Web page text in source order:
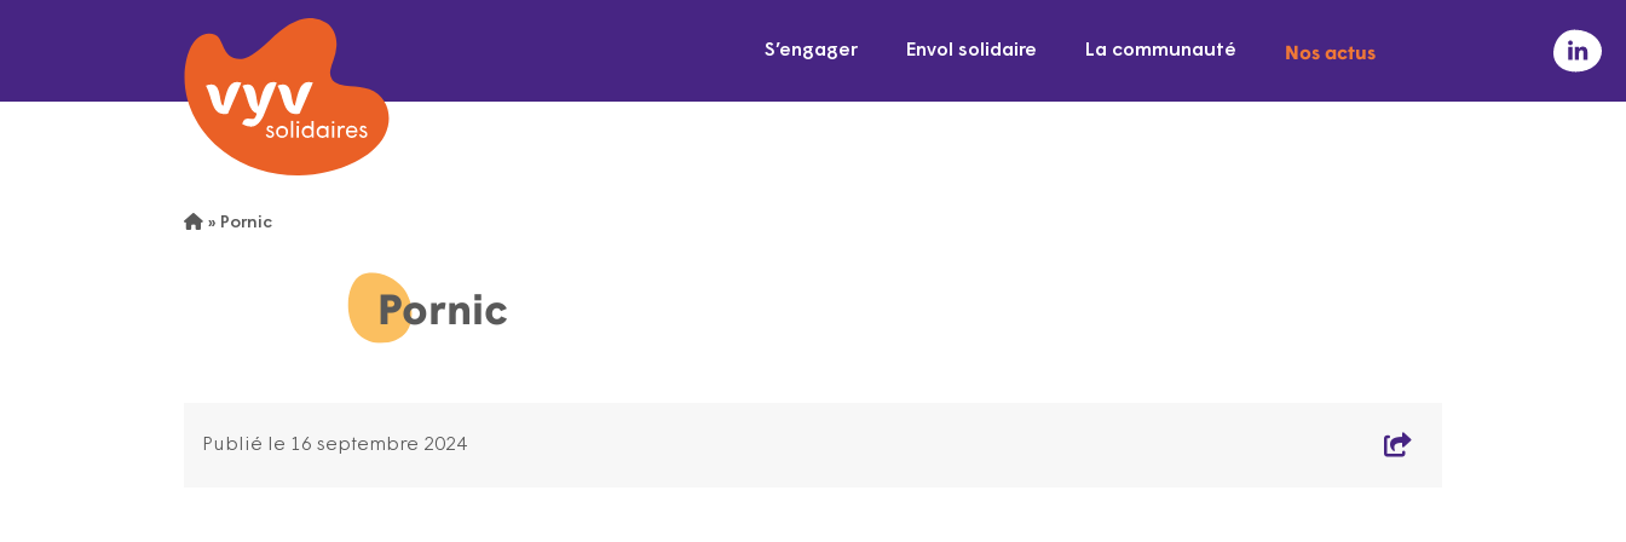
S’engager Envol solidaire La communauté Nos actus
» Pornic
Pornic
Publié le 16 septembre 2024